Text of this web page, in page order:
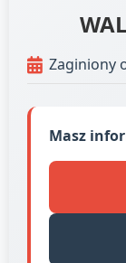
Zaginiony
Masz